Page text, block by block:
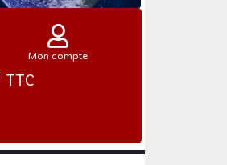
Mon compte
TTC